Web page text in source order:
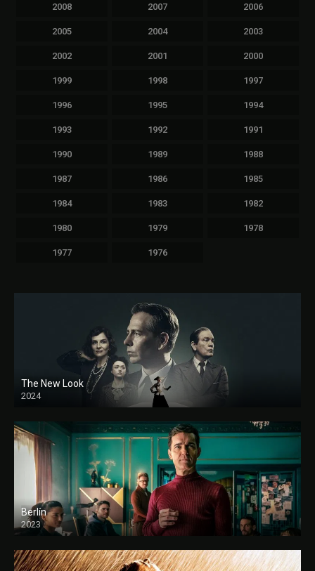
2008 2007 2006
2005 2004 2003
2002 2001 2000
1999 1998 1997
1996 1995 1994
1993 1992 1991
1990 1989 1988
1987 1986 1985
1984 1983 1982
1980 1979 1978
1977 1976
The New Look
2024
Berlín
2023